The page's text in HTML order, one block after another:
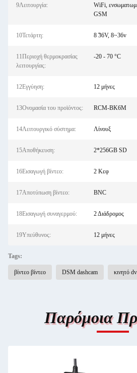
9Λειτουργία:
WiFi,
GSM
10Τετάρτη: 8 ̃36V, 8~36v
11Περιοχή θερμοκρασίας
λειτουργίας:
-20 - 70 °C
12Εγγύηση: 12 μήνες
13Ονομασία του προϊόντος: RCM-BK6M
14Λειτουργικό σύστημα: Λίνουξ
15Αποθήκευση: 2*256GB SD
16Εισαγωγή βίντεο: 2 Κεφ
17Αποτύπωση βίντεο: BNC
18Εισαγωγή συναγερμού: 2 Διάδρομος
19Υπεύθυνος: 12 μήνες
Tags:
βίντεο βίντεο DSM dashcam κινητό
Παρόμοια